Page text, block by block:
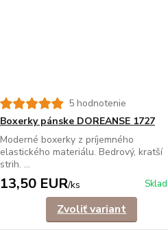
5 hodnotenie
Boxerky pánske DOREANSE 1727
Moderné boxerky z príjemného
elastického materiálu. Bedrový, kratší
strih. ...
13,50 EUR/ks
Zvoliť variant